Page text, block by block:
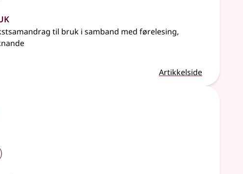
til bruk i samband med førelesing,
Artikkelside